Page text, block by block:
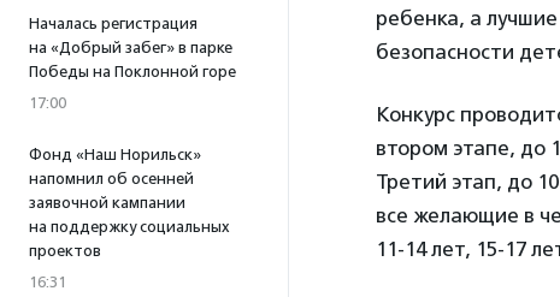
Началась регистрация
на «Добрый забег» в парке
Победы на Поклонной горе
17:00
Фонд «Наш Норильск»
напомнил об осенней
заявочной кампании
на поддержку социальных
проектов
16:31
ребенка, а
безопасности
Конкурс
втором этапе, до
Третий этап, до
все желающие в
11-14 лет, 15-17